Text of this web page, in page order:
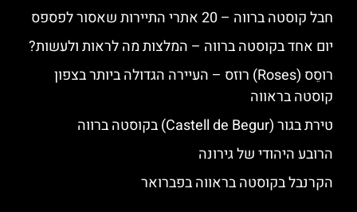
חבל קוסטה ברווה – 20 אתרי התיירות שאסור לפספס
יום אחד בקוסטה ברווה – המלצות מה לראות ולעשות?
רוסֵס (Roses) רוזס – העיירה הגדולה ביותר בצפון
קוסטה בראווה
טירת בגור (Castell de Begur) בקוסטה ברווה
הרובע היהודי של גירונה
הקרנבל בקוסטה בראווה בפברואר